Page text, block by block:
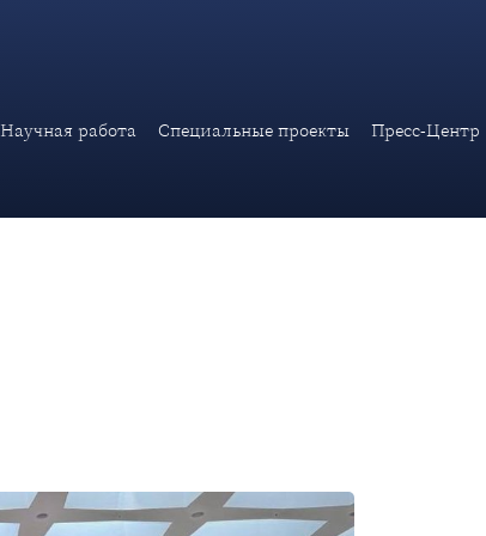
Научная работа Специальные проекты Пресс-Центр